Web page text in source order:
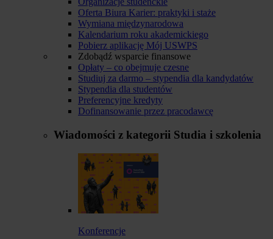
Oferta Biura Karier: praktyki i staże
Wymiana międzynarodowa
Kalendarium roku akademickiego
Pobierz aplikację Mój USWPS
Zdobądź wsparcie finansowe
Opłaty – co obejmuje czesne
Studiuj za darmo – stypendia dla kandydatów
Stypendia dla studentów
Preferencyjne kredyty
Dofinansowanie przez pracodawcę
Wiadomości z kategorii Studia i szkolenia
Konferencje